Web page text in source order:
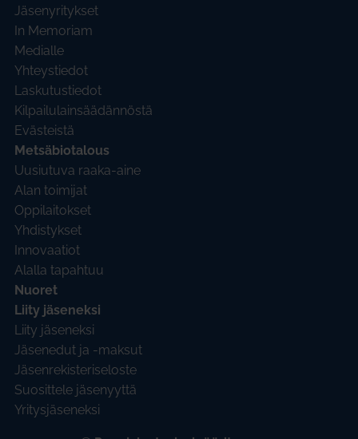
Jäsenyritykset
In Memoriam
Medialle
Yhteystiedot
Laskutustiedot
Kilpailulainsäädännöstä
Evästeistä
Metsäbiotalous
Uusiutuva raaka-aine
Alan toimijat
Oppilaitokset
Yhdistykset
Innovaatiot
Alalla tapahtuu
Nuoret
Liity jäseneksi
Liity jäseneksi
Jäsenedut ja -maksut
Jäsenrekisteriseloste
Suosittele jäsenyyttä
Yritysjäseneksi